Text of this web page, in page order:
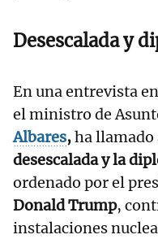
Desescalada y
En una entrevista
el ministro de
Albares,ha llamado
desescalada y la
ordenado por el
Donald Trump,
instalaciones